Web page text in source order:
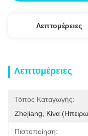
Λεπτομέρειες
Λεπτομέρειες
Τόπος Καταγωγής:
Zhejiang, Κίνα
Πιστοποίηση: